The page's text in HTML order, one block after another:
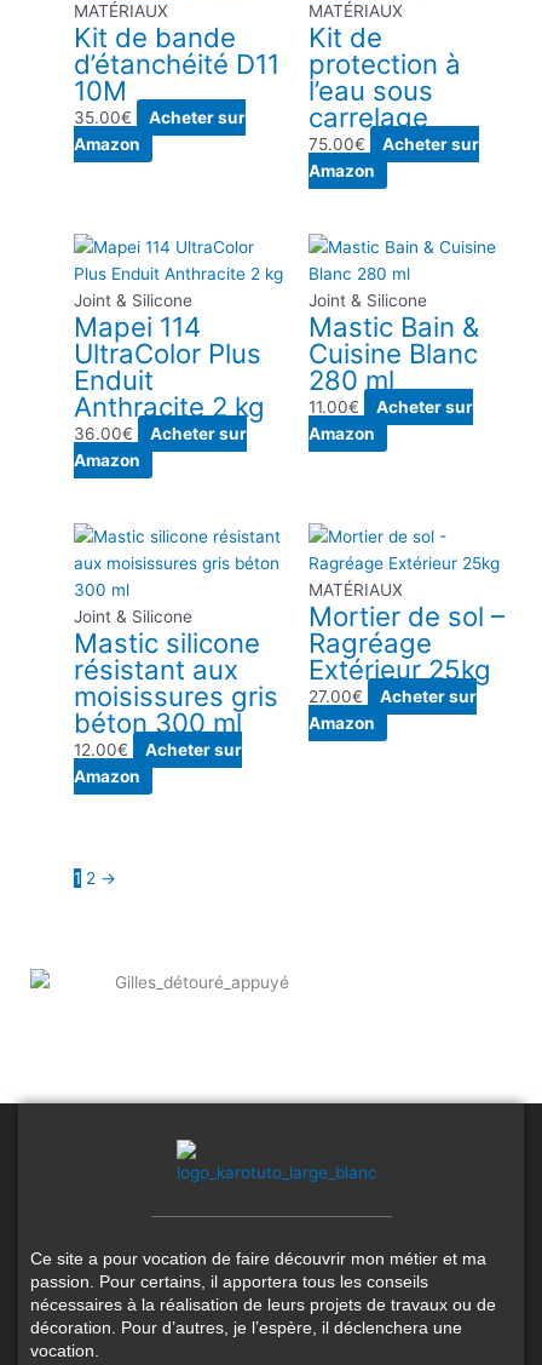
MATÉRIAUX
Kit de bande
d’étanchéité D11
10M
35.00€
Acheter sur
Amazon
MATÉRIAUX
Kit de
protection à
l’eau sous
carrelage
75.00€
Acheter sur
Amazon
Joint & Silicone
Mapei 114
UltraColor Plus
Enduit
Anthracite 2 kg
36.00€
Acheter sur
Amazon
Joint & Silicone
Mastic Bain &
Cuisine Blanc
280 ml
11.00€
Acheter sur
Amazon
Joint & Silicone
Mastic silicone
résistant aux
moisissures gris
béton 300 ml
12.00€
Acheter sur
Amazon
MATÉRIAUX
Mortier de sol –
Ragréage
Extérieur 25kg
27.00€
Acheter sur
Amazon
1 2 →
Ce site a pour vocation de faire découvrir mon métier et ma
passion. Pour certains, il apportera tous les conseils
nécessaires à la réalisation de leurs projets de travaux ou de
décoration. Pour d’autres, je l’espère, il déclenchera une
vocation.